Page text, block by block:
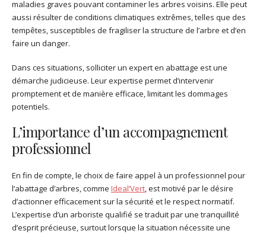
maladies graves pouvant contaminer les arbres voisins. Elle peut
aussi résulter de conditions climatiques extrêmes, telles que des
tempêtes, susceptibles de fragiliser la structure de l’arbre et d’en
faire un danger.
Dans ces situations, solliciter un expert en abattage est une
démarche judicieuse. Leur expertise permet d’intervenir
promptement et de manière efficace, limitant les dommages
potentiels.
L’importance d’un accompagnement
professionnel
En fin de compte, le choix de faire appel à un professionnel pour
l’abattage d’arbres, comme Ideal’Vert, est motivé par le désire
d’actionner efficacement sur la sécurité et le respect normatif.
L’expertise d’un arboriste qualifié se traduit par une tranquillité
d’esprit précieuse, surtout lorsque la situation nécessite une